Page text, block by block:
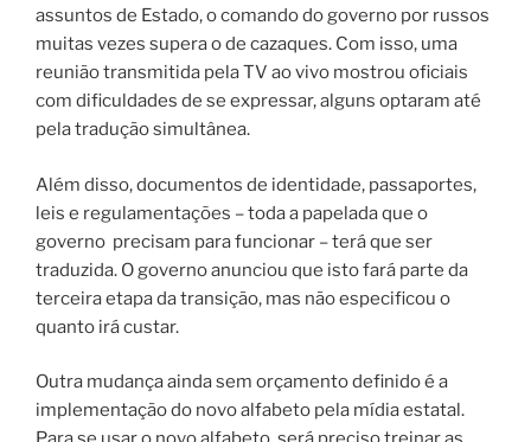
assuntos de Estado, o comando do governo por russos
muitas vezes supera o de cazaques. Com isso, uma
reunião transmitida pela TV ao vivo mostrou oficiais
com dificuldades de se expressar, alguns optaram até
pela tradução simultânea.
Além disso, documentos de identidade, passaportes,
leis e regulamentações – toda a papelada que o
governo precisam para funcionar – terá que ser
traduzida. O governo anunciou que isto fará parte da
terceira etapa da transição, mas não especificou o
quanto irá custar.
Outra mudança ainda sem orçamento definido é a
implementação do novo alfabeto pela mídia estatal.